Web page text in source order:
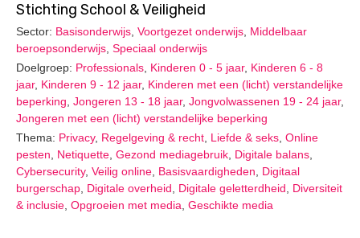
Stichting School & Veiligheid
Sector: Basisonderwijs Voortgezet onderwijs Middelbaar
beroepsonderwijs Speciaal onderwijs
Doelgroep: Professionals Kinderen 0 - 5 jaar, Kinderen 6 - 8
jaar, Kinderen 9 - 12 jaar, Kinderen met een (licht) verstandelijke
beperking Jongeren 13 - 18 jaar, Jongvolwassenen 19 - 24 jaar,
Jongeren met een (licht) verstandelijke beperking
Thema: Privacy, Regelgeving & recht Liefde & seks Online
pesten
Netiquette Gezond mediagebruik Digitale balans
Cybersecurity, Veilig online Basisvaardigheden
Digitaal
burgerschap Digitale overheid Digitale geletterdheid
Diversiteit
& inclusie Opgroeien met media Geschikte media